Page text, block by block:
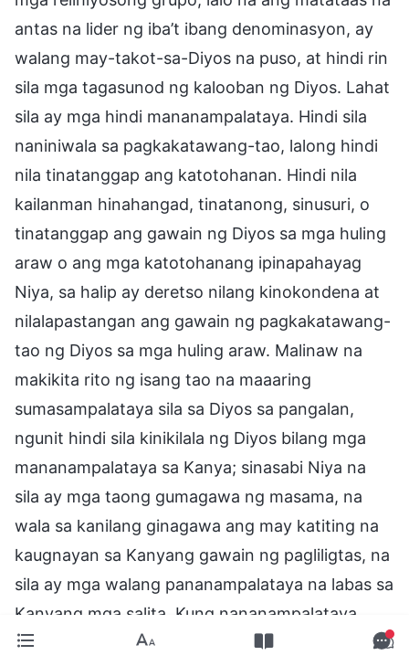
antas na lider ng iba’t ibang denominasyon, ay
walang may-takot-sa-Diyos na puso, at hindi rin
sila mga tagasunod ng kalooban ng Diyos. Lahat
sila ay mga hindi mananampalataya. Hindi sila
naniniwala sa pagkakatawang-tao, lalong hindi
nila tinatanggap ang katotohanan. Hindi nila
kailanman hinahangad, tinatanong, sinusuri, o
tinatanggap ang gawain ng Diyos sa mga huling
araw o ang mga katotohanang ipinapahayag
Niya, sa halip ay deretso nilang kinokondena at
nilalapastangan ang gawain ng pagkakatawang-
tao ng Diyos sa mga huling araw. Malinaw na
makikita rito ng isang tao na maaaring
sumasampalataya sila sa Diyos sa pangalan,
ngunit hindi sila kinikilala ng Diyos bilang mga
mananampalataya sa Kanya; sinasabi Niya na
sila ay mga taong gumagawa ng masama, na
wala sa kanilang ginagawa ang may katiting na
kaugnayan sa Kanyang gawain ng pagliligtas, na
sila ay mga walang pananampalataya na labas sa
Kanyang mga salita. Kung nananampalataya
kayo sa Diyos tulad ng ginagawa ninyo ngayon,